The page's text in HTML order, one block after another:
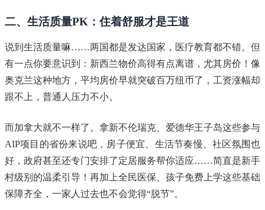
二、生活质量PK：住着舒服才是王道
说到生活质量嘛……两国都是发达国家，医疗教育都不错。但
有一点你要意识到：新西兰物价高得有点离谱，尤其房价！像
奥克兰这种地方，平均房价早就突破百万纽币了，工资涨幅却
跟不上，普通人压力不小。
而加拿大就不一样了。拿新不伦瑞克、爱德华王子岛这些参与
AIP项目的省份来说吧，房子便宜、生活节奏慢、社区氛围也
好，政府甚至还专门安排了定居服务帮你适应……简直是新手
村级别的温柔引导！再加上全民医保、孩子免费上学这些基础
保障齐全，一家人过去也不会觉得“脱节”。